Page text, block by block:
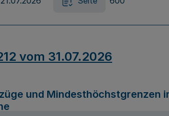
vom 31.07.2026
und Mindesthöchstgrenzen